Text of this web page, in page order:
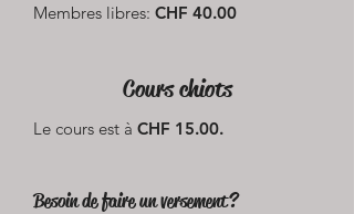
Membres libres: CHF 40.00
Cours chiots
Le cours est à CHF 15.00.
Besoin de faire un versement?